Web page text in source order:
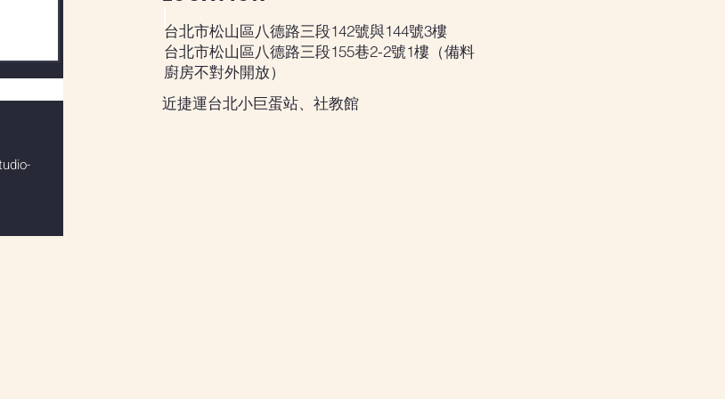
台北市松山區八德路三段142號與144號3樓
台北市松山區八德路三段155巷2-2號1樓（備料
廚房不對外開放）
近捷運台北小巨蛋站、社教館​